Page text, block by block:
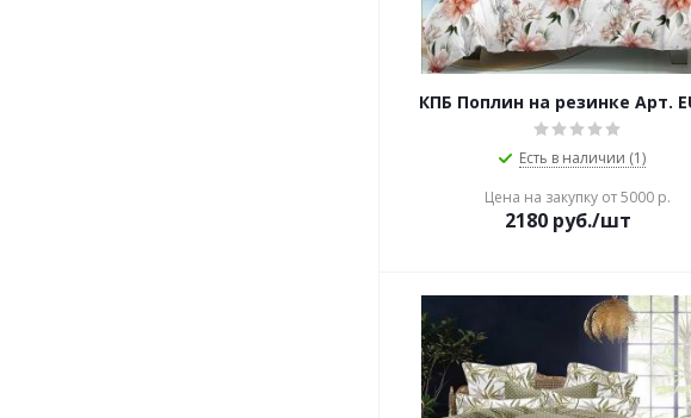
КПБ Поплин на резинке Арт.
Есть в наличии (1)
Цена на закупку от 5000 р.
2180 руб./шт